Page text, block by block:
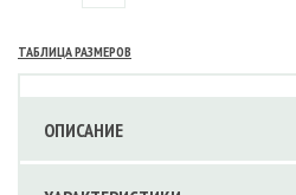
ТАБЛИЦА РАЗМЕРОВ
ОПИСАНИЕ